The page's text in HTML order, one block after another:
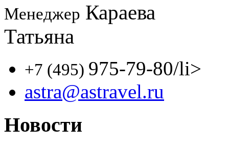
Менеджер Караева
Татьяна
+7 (495) 975-79-80/li>
astra@astravel.ru
Новости